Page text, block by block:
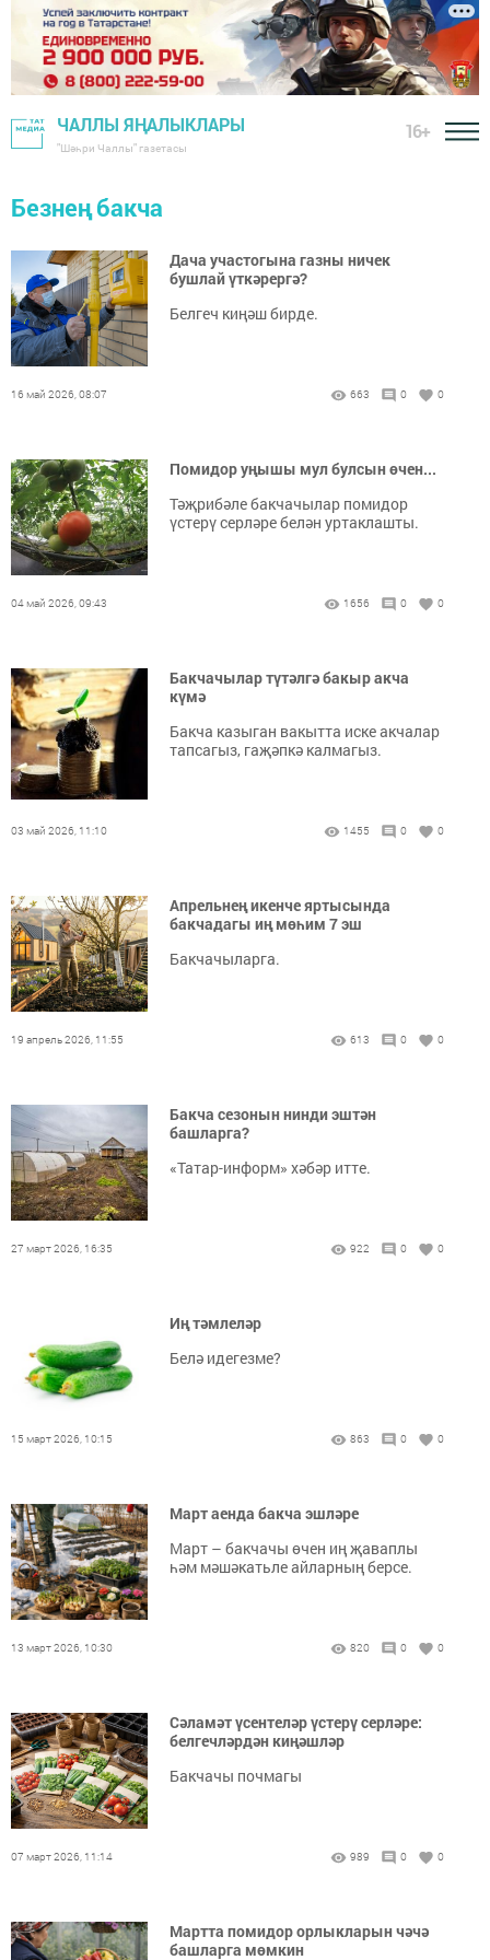
ЧАЛЛЫ ЯҢАЛЫКЛАРЫ
"Шәһри Чаллы" газетасы
16+
Безнең бакча
Дача участогына газны ничек
бушлай үткәрергә?
Белгеч киңәш бирде.
16 май 2026, 08:07 663 0 0
Помидор уңышы мул булсын өчен...
Тәҗрибәле бакчачылар помидор
үстерү серләре белән уртаклашты.
04 май 2026, 09:43 1656 0 0
Бакчачылар түтәлгә бакыр акча
күмә
Бакча казыган вакытта иске акчалар
тапсагыз, гаҗәпкә калмагыз.
03 май 2026, 11:10 1455 0 0
Апрельнең икенче яртысында
бакчадагы иң мөһим 7 эш
Бакчачыларга.
19 апрель 2026, 11:55 613 0 0
Бакча сезонын нинди эштән
башларга?
«Татар-информ» хәбәр итте.
27 март 2026, 16:35 922 0 0
Иң тәмлеләр
Белә идегезме?
15 март 2026, 10:15 863 0 0
Март аенда бакча эшләре
Март – бакчачы өчен иң җаваплы
һәм мәшәкатьле айларның берсе.
13 март 2026, 10:30 820 0 0
Сәламәт үсентеләр үстерү серләре:
белгечләрдән киңәшләр
Бакчачы почмагы
07 март 2026, 11:14 989 0 0
Мартта помидор орлыкларын чәчә
башларга мөмкин